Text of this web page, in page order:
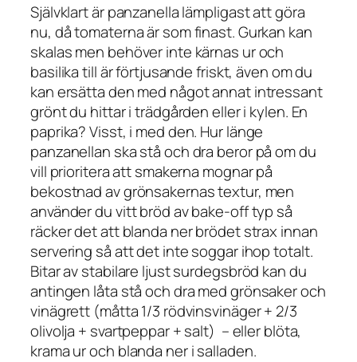
Självklart är panzanella lämpligast att göra
nu, då tomaterna är som finast. Gurkan kan
skalas men behöver inte kärnas ur och
basilika till är förtjusande friskt, även om du
kan ersätta den med något annat intressant
grönt du hittar i trädgården eller i kylen. En
paprika? Visst, i med den. Hur länge
panzanellan ska stå och dra beror på om du
vill prioritera att smakerna mognar på
bekostnad av grönsakernas textur, men
använder du vitt bröd av bake-off typ så
räcker det att blanda ner brödet strax innan
servering så att det inte soggar ihop totalt.
Bitar av stabilare ljust surdegsbröd kan du
antingen låta stå och dra med grönsaker och
vinägrett (måtta 1/3 rödvinsvinäger + 2/3
olivolja + svartpeppar + salt) – eller blöta,
krama ur och blanda ner i salladen.